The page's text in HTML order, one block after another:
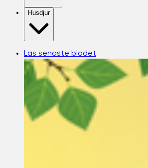
Husdjur
Läs senaste bladet